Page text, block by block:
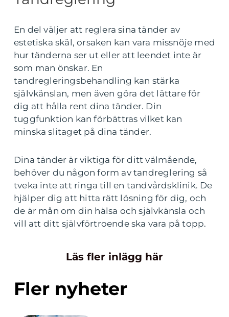
En del väljer att reglera sina tänder av
estetiska skäl, orsaken kan vara missnöje med
hur tänderna ser ut eller att leendet inte är
som man önskar. En
tandregleringsbehandling kan stärka
självkänslan, men även göra det lättare för
dig att hålla rent dina tänder. Din
tuggfunktion kan förbättras vilket kan
minska slitaget på dina tänder.
Dina tänder är viktiga för ditt välmående,
behöver du någon form av tandreglering så
tveka inte att ringa till en tandvårdsklinik. De
hjälper dig att hitta rätt lösning för dig, och
de är mån om din hälsa och självkänsla och
vill att ditt självförtroende ska vara på topp.
Läs fler inlägg här
Fler nyheter